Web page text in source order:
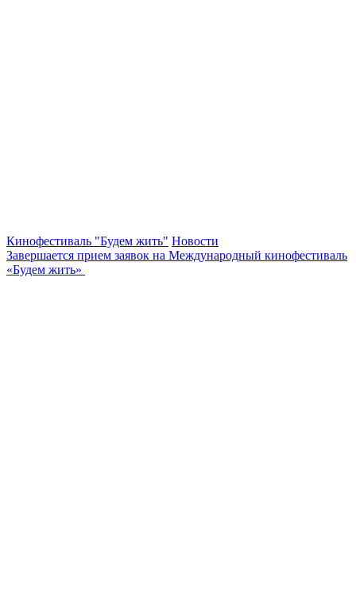
Кинофестиваль "Будем жить" Новости
Завершается прием заявок на Международный кинофестиваль
«Будем жить»